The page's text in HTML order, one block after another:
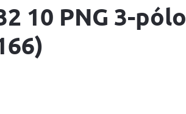
10 PNG 3-